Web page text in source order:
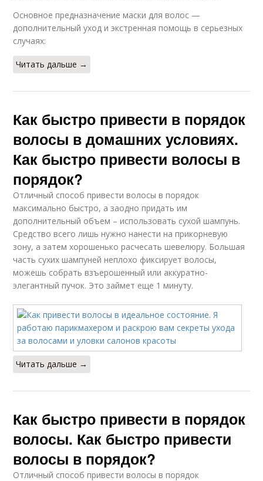
Основное предназначение маски для волос —
дополнительный уход и экстренная помощь в серьезных
случаях:
Читать дальше →
Как быстро привести в порядок
волосы в домашних условиях.
Как быстро привести волосы в
порядок?
Отличный способ привести волосы в порядок
максимально быстро, а заодно придать им
дополнительный объем – использовать сухой шампунь.
Средство всего лишь нужно нанести на прикорневую
зону, а затем хорошенько расчесать шевелюру. Большая
часть сухих шампуней неплохо фиксирует волосы,
можешь собрать взъерошенный или аккуратно-
элегантный пучок. Это займет еще 1 минуту.
Читать дальше →
Как быстро привести в порядок
волосы. Как быстро привести
волосы в порядок?
Отличный способ привести волосы в порядок